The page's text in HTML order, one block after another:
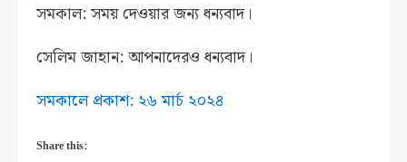
সমকাল: সময় দেওয়ার জন্য ধন্যবাদ।
সেলিম জাহান: আপনাদেরও ধন্যবাদ।
সমকালে প্রকাশ: ২৬ মার্চ ২০২৪
Share this: